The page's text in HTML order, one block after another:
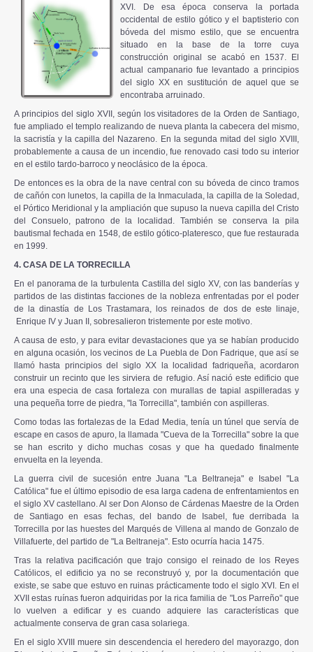
XVI. De esa época conserva la portada
occidental de estilo gótico y el baptisterio con
bóveda del mismo estilo, que se encuentra
situado en la base de la torre cuya
construcción original se acabó en 1537. El
actual campanario fue levantado a principios
del siglo XX en sustitución de aquel que se
encontraba arruinado.
A principios del siglo XVII, según los visitadores de la Orden de Santiago,
fue ampliado el templo realizando de nueva planta la cabecera del mismo,
la sacristía y la capilla del Nazareno. En la segunda mitad del siglo XVIII,
probablemente a causa de un incendio, fue renovado casi todo su interior
en el estilo tardo-barroco y neoclásico de la época.
De entonces es la obra de la nave central con su bóveda de cinco tramos
de cañón con lunetos, la capilla de la Inmaculada, la capilla de la Soledad,
el Pórtico Meridional y la ampliación que supuso la nueva capilla del Cristo
del Consuelo, patrono de la localidad. También se conserva la pila
bautismal fechada en 1548, de estilo gótico-plateresco, que fue restaurada
en 1999.
4. CASA DE LA TORRECILLA
En el panorama de la turbulenta Castilla del siglo XV, con las banderías y
partidos de las distintas facciones de la nobleza enfrentadas por el poder
de la dinastía de Los Trastamara, los reinados de dos de este linaje,
Enrique IV y Juan II, sobresalieron tristemente por este motivo.
A causa de esto, y para evitar devastaciones que ya se habían producido
en alguna ocasión, los vecinos de La Puebla de Don Fadrique, que así se
llamó hasta principios del siglo XX la localidad fadriqueña, acordaron
construir un recinto que les sirviera de refugio. Así nació este edificio que
era una especia de casa fortaleza con murallas de tapial aspilleradas y
una pequeña torre de piedra, "la Torrecilla", también con aspilleras.
Como todas las fortalezas de la Edad Media, tenía un túnel que servía de
escape en casos de apuro, la llamada "Cueva de la Torrecilla" sobre la que
se han escrito y dicho muchas cosas y que ha quedado finalmente
envuelta en la leyenda.
La guerra civil de sucesión entre Juana "La Beltraneja" e Isabel "La
Católica" fue el último episodio de esa larga cadena de enfrentamientos en
el siglo XV castellano. Al ser Don Alonso de Cárdenas Maestre de la Orden
de Santiago en esas fechas, del bando de Isabel, fue derribada la
Torrecilla por las huestes del Marqués de Villena al mando de Gonzalo de
Villafuerte, del partido de "La Beltraneja". Esto ocurría hacia 1475.
Tras la relativa pacificación que trajo consigo el reinado de los Reyes
Católicos, el edificio ya no se reconstruyó y, por la documentación que
existe, se sabe que estuvo en ruinas prácticamente todo el siglo XVI. En el
XVII estas ruínas fueron adquiridas por la rica familia de "Los Parreño" que
lo vuelven a edificar y es cuando adquiere las características que
actualmente conserva de gran casa solariega.
En el siglo XVIII muere sin descendencia el heredero del mayorazgo, don